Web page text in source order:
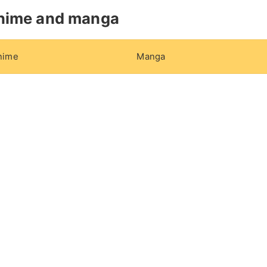
and manga
Manga